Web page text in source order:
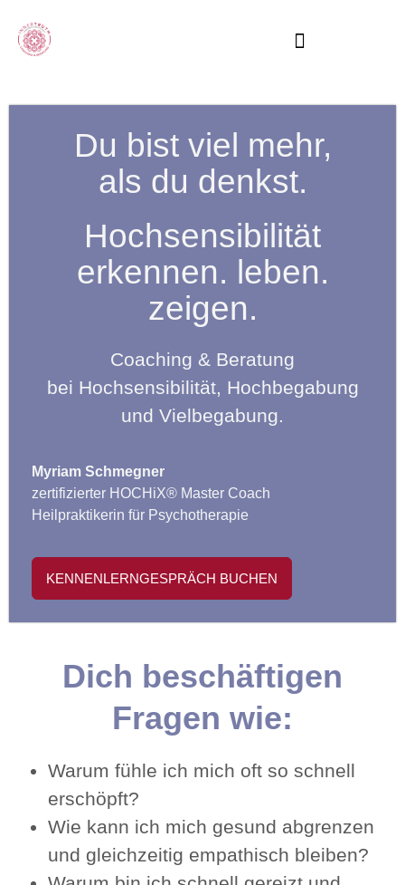
Du bist viel mehr,
als du denkst.
Hochsensibilität
erkennen. leben.
zeigen.
Coaching & Beratung
bei Hochsensibilität, Hochbegabung
und Vielbegabung.
Myriam Schmegner
zertifizierter HOCHiX® Master Coach
Heilpraktikerin für Psychotherapie
KENNENLERNGESPRÄCH BUCHEN
Dich beschäftigen
Fragen wie:
Warum fühle ich mich oft so schnell
erschöpft?
Wie kann ich mich gesund abgrenzen
und gleichzeitig empathisch bleiben?